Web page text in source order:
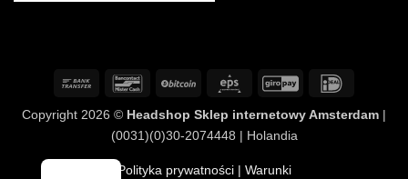
Przelew
BancontactBitCoin Eps GiroPay
Copyright 2026 © Headshop Sklep internetowy Amsterdam |
(0031)(0)30-2074448 | Holandia
Polityka prywatności| Warunki